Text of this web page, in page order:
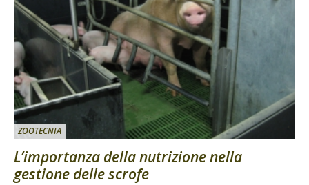
ZOOTECNIA
L’importanza della nutrizione nella
gestione delle scrofe